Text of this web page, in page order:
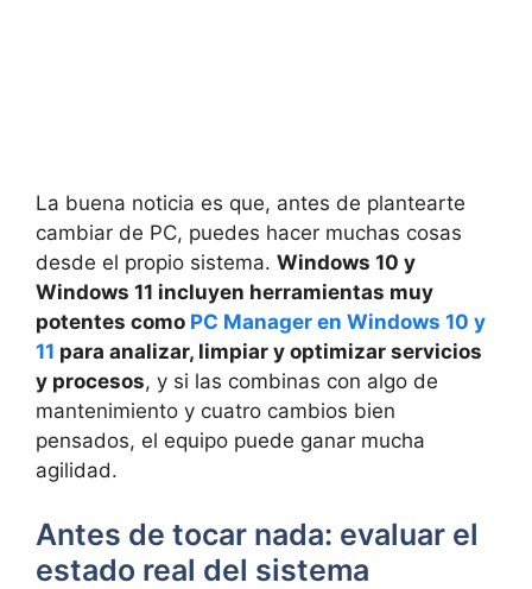
La buena noticia es que, antes de plantearte
cambiar de PC, puedes hacer muchas cosas
desde el propio sistema. Windows 10 y
Windows 11 incluyen herramientas muy
potentes como PC Manager en Windows 10 y
11 para analizar, limpiar y optimizar servicios
y procesos, y si las combinas con algo de
mantenimiento y cuatro cambios bien
pensados, el equipo puede ganar mucha
agilidad.
Antes de tocar nada: evaluar el
estado real del sistema